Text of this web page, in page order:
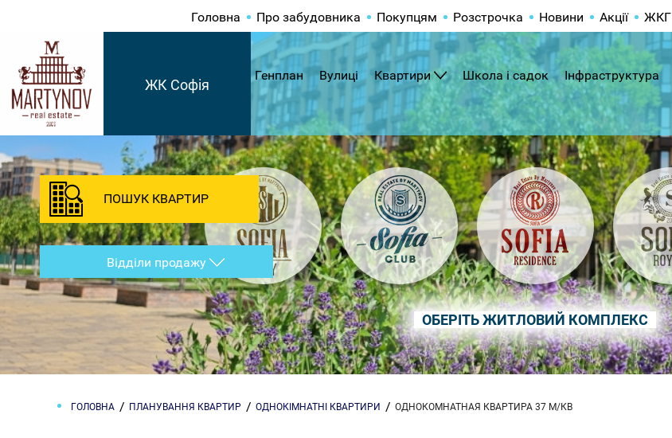
ОБЕРІТЬ ЖИТЛОВИЙ КОМПЛЕКС
Головна Про забудовника Покупцям Розстрочка Новини Акції ЖКГ
ЖК Софія
Генплан Вулиці Квартири Школа і садок Інфраструктура
ПОШУК КВАРТИР
Відділи продажу
ГОЛОВНА ПЛАНУВАННЯ КВАРТИР ОДНОКІМНАТНІ КВАРТИРИ ОДНОКОМНАТНАЯ КВАРТИРА 37 М/КВ